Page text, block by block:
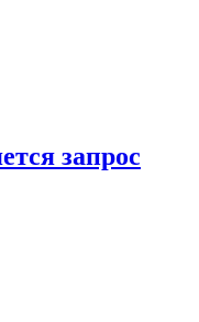
запрос